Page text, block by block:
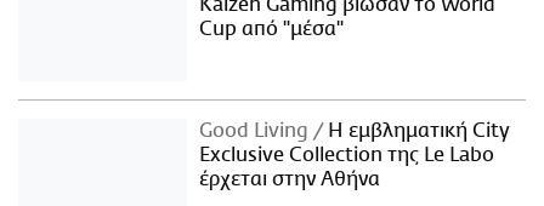
Kaizen Gaming βίωσαν το World
Cup από "μέσα"
Good Living
Η εμβληματική City
Exclusive Collection της Le Labo
έρχεται στην Αθήνα